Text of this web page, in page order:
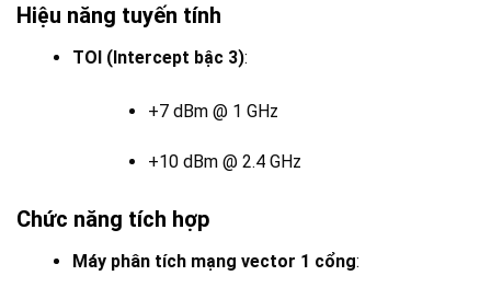
Hiệu năng tuyến tính
TOI (Intercept bậc 3):
+7 dBm @ 1 GHz
+10 dBm @ 2.4 GHz
Chức năng tích hợp
Máy phân tích mạng vector 1 cổng: